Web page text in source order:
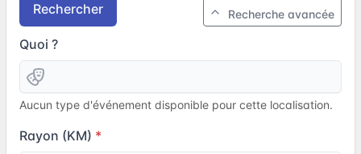
Rechercher Recherche avancée
Quoi ?
Aucun type d'événement disponible pour cette localisation.
Rayon (KM)